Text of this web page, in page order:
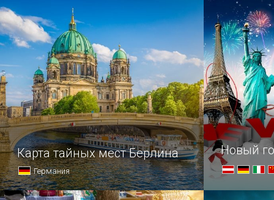
достопримечательностей в этой
области — стадион «Рейн Энерги»,
способный одновременно вместить
в себя более …
Карта тайных мест Берлина
Германия
Новый